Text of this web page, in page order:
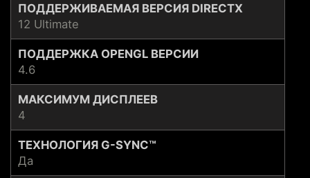
ПОДДЕРЖИВАЕМАЯ ВЕРСИЯ DIRECTX
12 Ultimate
ПОДДЕРЖКА OPENGL ВЕРСИИ
4.6
МАКСИМУМ ДИСПЛЕЕВ
4
ТЕХНОЛОГИЯ G-SYNC™
Да